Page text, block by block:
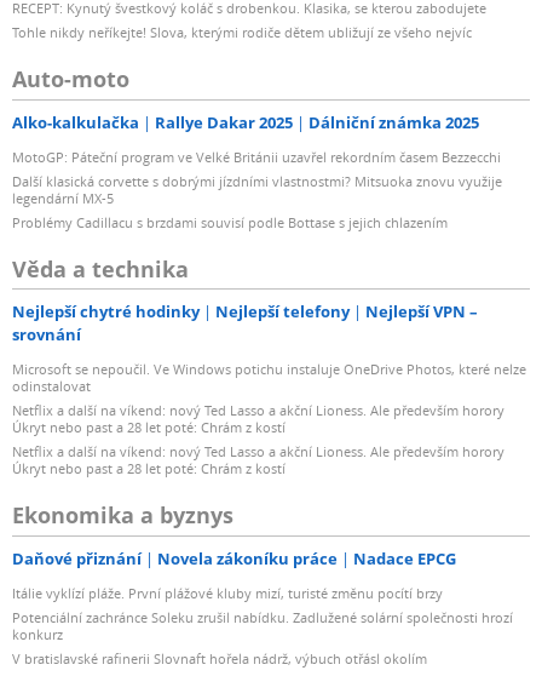
RECEPT: Kynutý švestkový koláč s drobenkou. Klasika, se kterou zabodujete
Tohle nikdy neříkejte! Slova, kterými rodiče dětem ubližují ze všeho nejvíc
Auto-moto
Alko-kalkulačka Rallye Dakar 2025 Dálniční známka 2025
MotoGP: Páteční program ve Velké Británii uzavřel rekordním časem Bezzecchi
Další klasická corvette s dobrými jízdními vlastnostmi? Mitsuoka znovu využije
legendární MX-5
Problémy Cadillacu s brzdami souvisí podle Bottase s jejich chlazením
Věda a technika
Nejlepší chytré hodinky Nejlepší telefony
Nejlepší VPN –
srovnání
Microsoft se nepoučil. Ve Windows potichu instaluje OneDrive Photos, které nelze
odinstalovat
Netflix a další na víkend: nový Ted Lasso a akční Lioness. Ale především horory
Úkryt nebo past a 28 let poté: Chrám z kostí
Netflix a další na víkend: nový Ted Lasso a akční Lioness. Ale především horory
Úkryt nebo past a 28 let poté: Chrám z kostí
Ekonomika a byznys
Daňové přiznání Novela zákoníku práce Nadace EPCG
Itálie vyklízí pláže. První plážové kluby mizí, turisté změnu pocítí brzy
Potenciální zachránce Soleku zrušil nabídku. Zadlužené solární společnosti hrozí
konkurz
V bratislavské rafinerii Slovnaft hořela nádrž, výbuch otřásl okolím